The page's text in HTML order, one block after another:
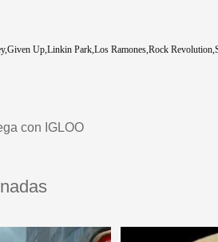
Given Up Linkin Park Los Ramones Rock Revolution
con IGLOO